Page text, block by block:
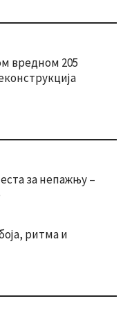
вредном 205
за непажњу –
ритма и